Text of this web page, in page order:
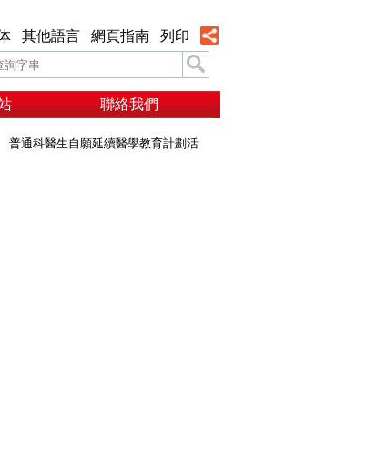
其他語言 網頁指南 列印
聯絡我們
普通科醫生自願延續醫學教育計劃活